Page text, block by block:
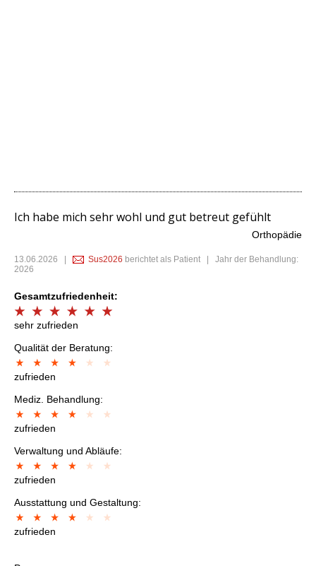
Ich habe mich sehr wohl und gut betreut gefühlt
Orthopädie
13.06.2026 Sus2026 berichtet als Patient | Jahr der Behandlung:
2026
Gesamtzufriedenheit:
sehr zufrieden
Qualität der Beratung:
zufrieden
Mediz. Behandlung:
zufrieden
Verwaltung und Abläufe:
zufrieden
Ausstattung und Gestaltung:
zufrieden